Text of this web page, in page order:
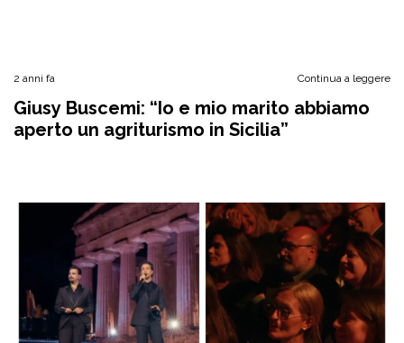
2 anni fa Continua a leggere
Giusy Buscemi: “Io e mio marito abbiamo
aperto un agriturismo in Sicilia”